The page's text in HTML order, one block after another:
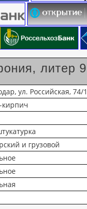
литер 9
ул. Российская, 74/1
кирпич
и грузовой